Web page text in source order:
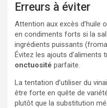
Erreurs à éviter
Attention aux excès d’huile
en condiments forts si la
ingrédients puissants
Évitez les ajouts d’aliments
onctuosité parfaite.
La tentation d’utiliser du
être forte en quête de
plutôt que la substitution